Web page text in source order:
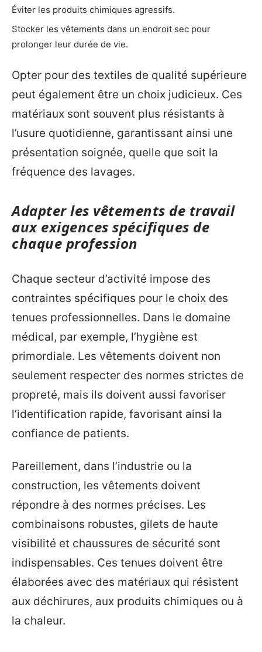
Éviter les produits chimiques agressifs.
Stocker les vêtements dans un endroit sec pour
prolonger leur durée de vie.
Opter pour des textiles de qualité supérieure
peut également être un choix judicieux. Ces
matériaux sont souvent plus résistants à
l’usure quotidienne, garantissant ainsi une
présentation soignée, quelle que soit la
fréquence des lavages.
Adapter les vêtements de travail
aux exigences spécifiques de
chaque profession
Chaque secteur d’activité impose des
contraintes spécifiques pour le choix des
tenues professionnelles. Dans le domaine
médical, par exemple, l’hygiène est
primordiale. Les vêtements doivent non
seulement respecter des normes strictes de
propreté, mais ils doivent aussi favoriser
l’identification rapide, favorisant ainsi la
confiance de patients.
Pareillement, dans l’industrie ou la
construction, les vêtements doivent
répondre à des normes précises. Les
combinaisons robustes, gilets de haute
visibilité et chaussures de sécurité sont
indispensables. Ces tenues doivent être
élaborées avec des matériaux qui résistent
aux déchirures, aux produits chimiques ou à
la chaleur.